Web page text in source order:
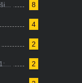
8
4
2
2